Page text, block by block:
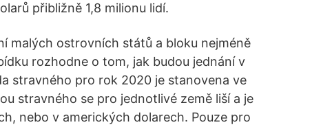
přibližně 1,8 milionu lidí.
malých ostrovních států a bloku nejméně
rozhodne o tom, jak budou jednání v
stravného pro rok 2020 je stanovena ve
stravného se pro jednotlivé země liší a je
nebo v amerických dolarech. Pouze pro